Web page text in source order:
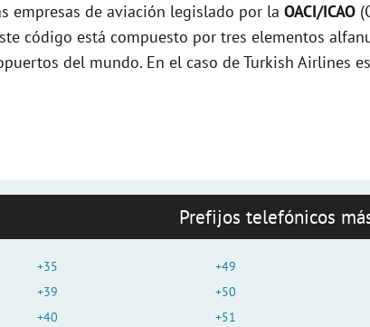
empresas de aviación legislado por la OACI/ICAO
código está compuesto por tres elementos
del mundo. En el caso de Turkish Airlines es
Prefijos telefónicos
+35
+39
+40
+49
+50
+51